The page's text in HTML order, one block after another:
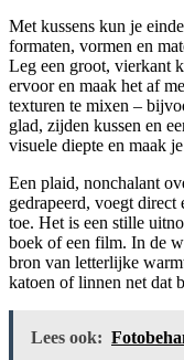
Met kussens kun je
formaten, vormen en
Leg een groot, vierkant
ervoor en maak het af
texturen te mixen –
glad, zijden kussen en
visuele diepte en maak
Een plaid, nonchalant
gedrapeerd, voegt
toe. Het is een stille
boek of een film. In de
bron van letterlijke
katoen of linnen net dat
Lees ook: